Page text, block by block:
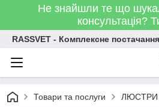
Не знайшли те що
консультація?
RASSVET - Комплексне
Товари та послуги ЛЮСТРИ